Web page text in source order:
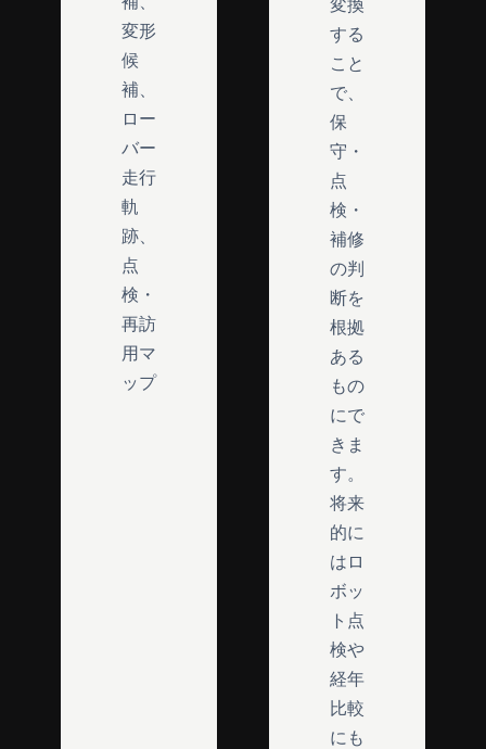
変形
候
補、
ロー
バー
走行
軌
跡、
点
検・
再訪
用マ
ップ
変換
する
こと
で、
保
守・
点
検・
補修
の判
断を
根拠
ある
もの
にで
きま
す。
将来
的に
はロ
ボッ
ト点
検や
経年
比較
にも